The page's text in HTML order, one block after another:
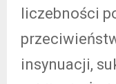
liczebności
insynuacji,